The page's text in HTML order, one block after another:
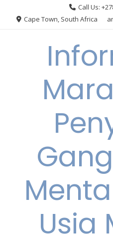
Call Us:
Cape Town, South Africa
Usia